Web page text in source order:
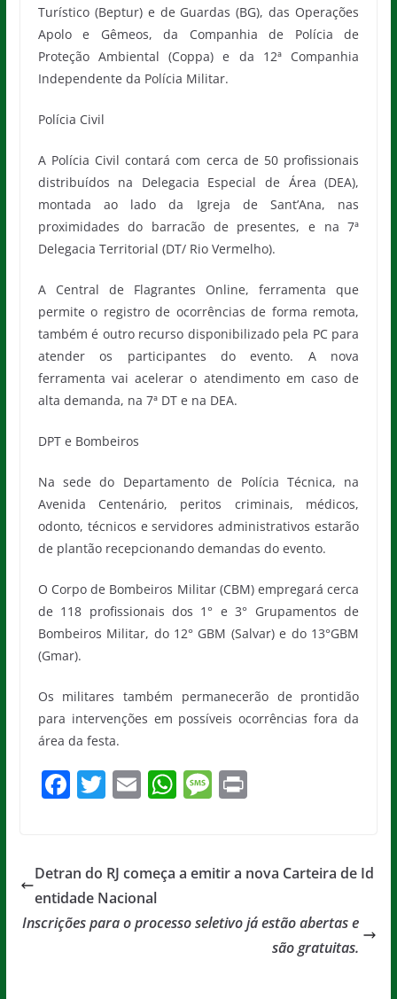
Turístico (Beptur) e de Guardas (BG), das Operações
Apolo e Gêmeos, da Companhia de Polícia de
Proteção Ambiental (Coppa) e da 12ª Companhia
Independente da Polícia Militar.
Polícia Civil
A Polícia Civil contará com cerca de 50 profissionais
distribuídos na Delegacia Especial de Área (DEA),
montada ao lado da Igreja de Sant’Ana, nas
proximidades do barracão de presentes, e na 7ª
Delegacia Territorial (DT/ Rio Vermelho).
A Central de Flagrantes Online, ferramenta que
permite o registro de ocorrências de forma remota,
também é outro recurso disponibilizado pela PC para
atender os participantes do evento. A nova
ferramenta vai acelerar o atendimento em caso de
alta demanda, na 7ª DT e na DEA.
DPT e Bombeiros
Na sede do Departamento de Polícia Técnica, na
Avenida Centenário, peritos criminais, médicos,
odonto, técnicos e servidores administrativos estarão
de plantão recepcionando demandas do evento.
O Corpo de Bombeiros Militar (CBM) empregará cerca
de 118 profissionais dos 1° e 3° Grupamentos de
Bombeiros Militar, do 12° GBM (Salvar) e do 13°GBM
(Gmar).
Os militares também permanecerão de prontidão
para intervenções em possíveis ocorrências fora da
área da festa.
F
e
b
o
T
er
E
l
W
s
p
M
a
e
Pr
Detran do RJ começa a emitir a nova Carteira de Id
entidade Nacional
Inscrições para o processo seletivo já estão abertas e
são gratuitas.